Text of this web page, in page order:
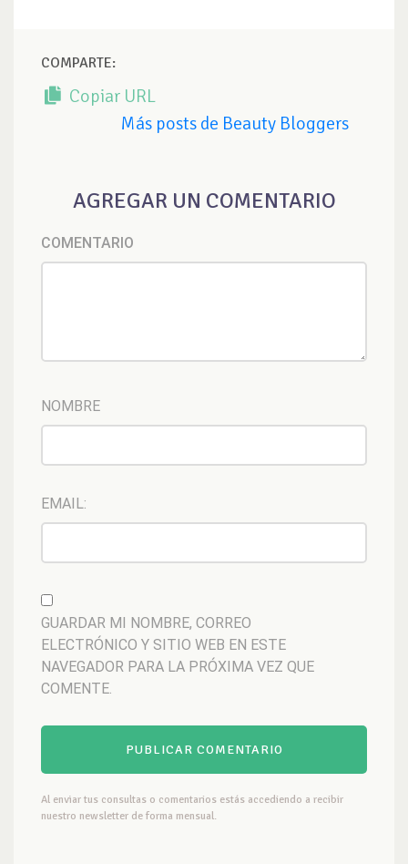
COMPARTE:
Copiar URL
Más posts de Beauty Bloggers
AGREGAR UN COMENTARIO
COMENTARIO
NOMBRE
EMAIL:
GUARDAR MI NOMBRE, CORREO
ELECTRÓNICO Y SITIO WEB EN ESTE
NAVEGADOR PARA LA PRÓXIMA VEZ QUE
COMENTE.
Al enviar tus consultas o comentarios estás accediendo a recibir
nuestro newsletter de forma mensual.